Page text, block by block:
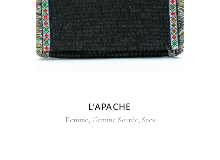
L’APACHE
Femme, Gamme Soirée, Sacs